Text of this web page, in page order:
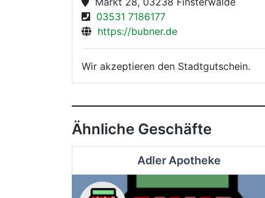
03531 7186177
https://bubner.de
Wir akzeptieren den Stadtgutschein.
Ähnliche Geschäfte
Adler Apotheke